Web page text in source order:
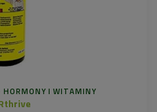
I WITAMINY